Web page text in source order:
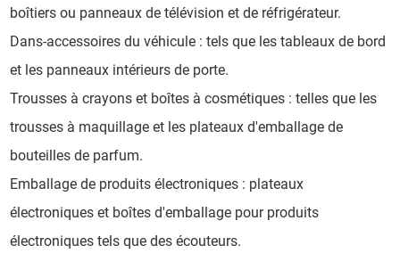
boîtiers ou panneaux de télévision et de réfrigérateur.
Dans-accessoires du véhicule : tels que les tableaux de bord
et les panneaux intérieurs de porte.
Trousses à crayons et boîtes à cosmétiques : telles que les
trousses à maquillage et les plateaux d'emballage de
bouteilles de parfum.
Emballage de produits électroniques : plateaux
électroniques et boîtes d'emballage pour produits
électroniques tels que des écouteurs.